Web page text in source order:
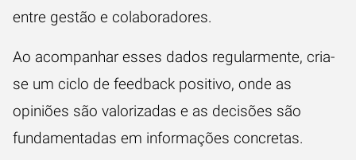
entre gestão e colaboradores.
Ao acompanhar esses dados regularmente, cria-
se um ciclo de feedback positivo, onde as
opiniões são valorizadas e as decisões são
fundamentadas em informações concretas.